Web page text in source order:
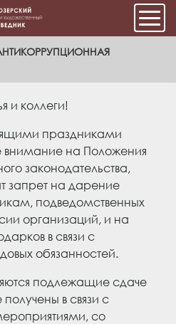
и коллеги!
праздниками
на Положения
законодательства,
запрет на дарение
подведомственных
организаций, и на
в связи с
обязанностей.
подлежащие сдаче
в связи с
со